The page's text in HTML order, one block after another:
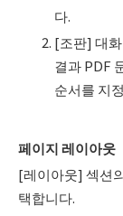
다.
[조판] 대
결과 PDF
순서를 지
페이지 레이아웃
[레이아웃] 섹션
택합니다.